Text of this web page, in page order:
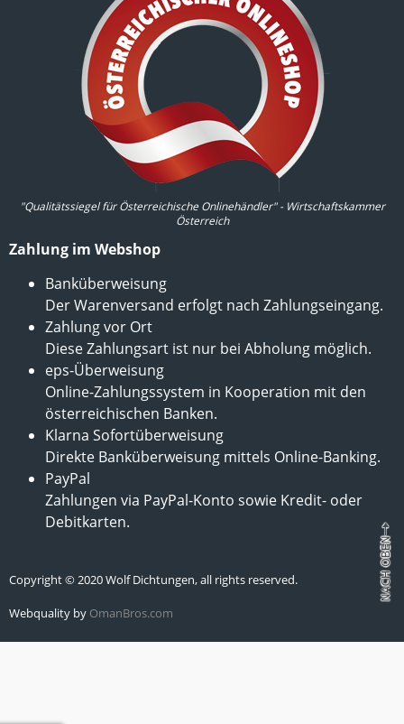
"Qualitätssiegel für Österreichische Onlinehändler" - Wirtschaftskammer
Österreich
Zahlung im Webshop
Banküberweisung
Der Warenversand erfolgt nach Zahlungseingang.
Zahlung vor Ort
Diese Zahlungsart ist nur bei Abholung möglich.
eps-Überweisung
Online-Zahlungssystem in Kooperation mit den
österreichischen Banken.
Klarna Sofortüberweisung
Direkte Banküberweisung mittels Online-Banking.
PayPal
Zahlungen via PayPal-Konto sowie Kredit- oder
Debitkarten.
Copyright © 2020 Wolf Dichtungen, all rights reserved.
Webquality by OmanBros.com